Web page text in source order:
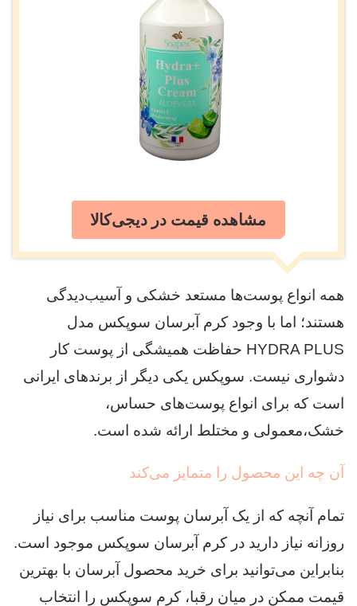
مشاهده قیمت در دیجی‌کالا
همه انواع پوست‌ها مستعد خشکی و آسیب‌دیدگی
هستند؛ اما با وجود کرم آبرسان سوپکس مدل
HYDRA PLUS حفاظت همیشگی از پوست کار
دشواری نیست. سوپکس یکی دیگر از برندهای ایرانی
است که برای انواع پوست‌های حساس،
خشک،معمولی و مختلط ارائه شده است.
آن چه این محصول را متمایز می‌کند
تمام آنچه که از یک آبرسان پوست مناسب برای نیاز
روزانه نیاز دارید در کرم آبرسان سوپکس موجود است.
بنابراین می‌توانید برای خرید محصول آبرسان با بهترین
قیمت ممکن در میان رقبا، کرم سوپکس را انتخاب